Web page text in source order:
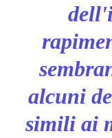
alcuni
simili ai